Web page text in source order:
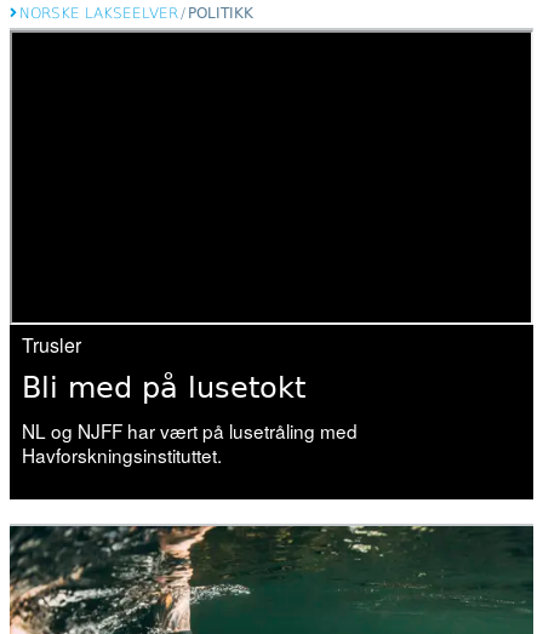
NORSKE LAKSEELVER/ POLITIKK
Trusler
Bli med på lusetokt
NL og NJFF har vært på lusetråling med
Havforskningsinstituttet.